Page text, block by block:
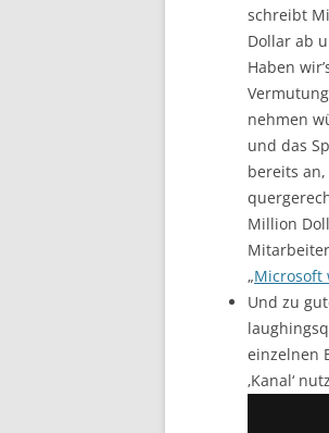
schreibt
Dollar ab
Haben
nehmen
und das
bereits
Million
„Microsoft
Und zu
einzelnen
‚Kanal‘